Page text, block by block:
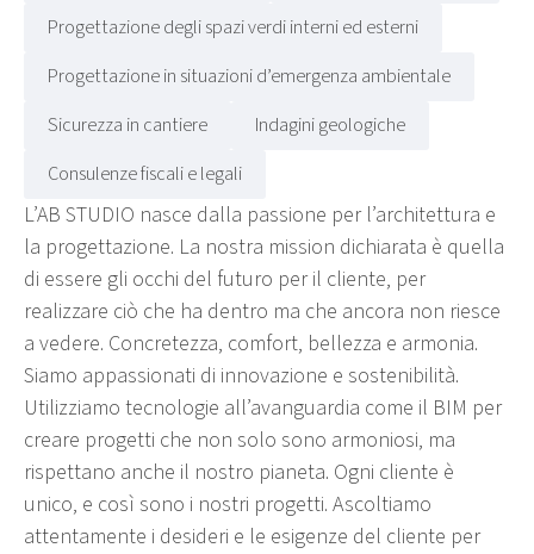
Progettazione degli spazi verdi interni ed esterni
Progettazione in situazioni d’emergenza ambientale
Sicurezza in cantiere
Indagini geologiche
Consulenze fiscali e legali
L’AB STUDIO nasce dalla passione per l’architettura e
la progettazione. La nostra mission dichiarata è quella
di essere gli occhi del futuro per il cliente, per
realizzare ciò che ha dentro ma che ancora non riesce
a vedere. Concretezza, comfort, bellezza e armonia.
Siamo appassionati di innovazione e sostenibilità.
Utilizziamo tecnologie all’avanguardia come il BIM per
creare progetti che non solo sono armoniosi, ma
rispettano anche il nostro pianeta. Ogni cliente è
unico, e così sono i nostri progetti. Ascoltiamo
attentamente i desideri e le esigenze del cliente per